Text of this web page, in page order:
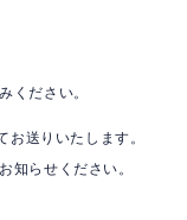
ください。
送りいたします。
知らせください。